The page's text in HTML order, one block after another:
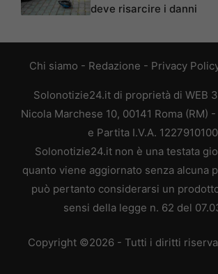
deve risarcire i danni
Chi siamo - Redazione - Privacy
Solonotizie24.it di proprietà di WEB
Nicola Marchese 10, 00141 Roma (RM)
e Partita I.V.A.
Solonotizie24.it non è una testata
quanto viene aggiornato senza alcuna
può pertanto considerarsi un
sensi della legge n. 62 del
Copyright ©2026 - Tutti i diritti